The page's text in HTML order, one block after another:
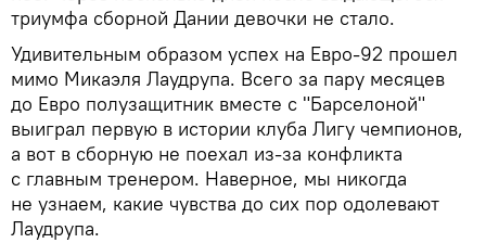
триумфа сборной Дании девочки не стало.
Удивительным образом успех на Евро-92 прошел
мимо Микаэля Лаудрупа. Всего за пару месяцев
до Евро полузащитник вместе с "Барселоной"
выиграл первую в истории клуба Лигу чемпионов,
а вот в сборную не поехал из-за конфликта
с главным тренером. Наверное, мы никогда
не узнаем, какие чувства до сих пор одолевают
Лаудрупа.